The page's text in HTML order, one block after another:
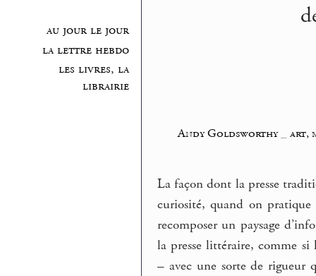
au jour le jour
la lettre hebdo
les livres, la
librairie
Andy Goldsworthy_ art,
La façon dont la presse
curiosité, quand on
recomposer un paysage
la presse littéraire, comme
– avec une sorte de rigueur